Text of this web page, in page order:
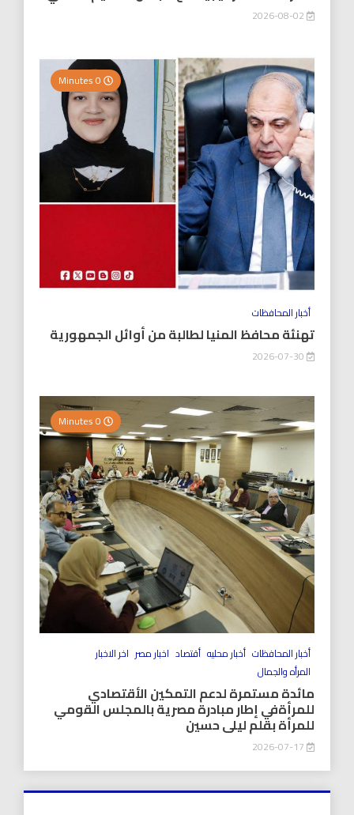
أخبار المحافظات
تهنئة محافظ المنيا لطالبة من أوائل الجمهورية
أخبار المحافظات أخبار محليه أقتصاد اخبار مصر اخر الاخبار
المرأه والجمال
مائدة مستمرة لدعم التمكين الأقتصادي
للمرأةفي إطار مبادرة مصرية بالمجلس القومي
للمرأة بقلم ليلى حسين